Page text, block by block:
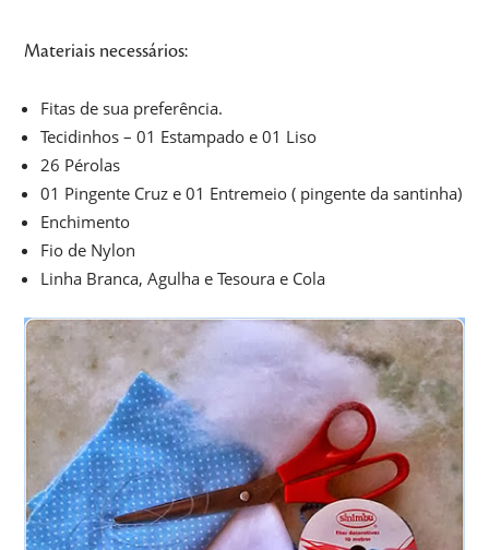
Materiais necessários:
Fitas de sua preferência.
Tecidinhos – 01 Estampado e 01 Liso
26 Pérolas
01 Pingente Cruz e 01 Entremeio ( pingente da santinha)
Enchimento
Fio de Nylon
Linha Branca, Agulha e Tesoura e Cola